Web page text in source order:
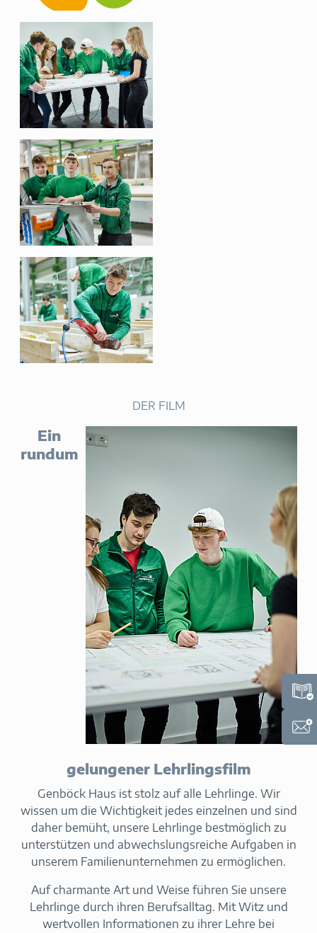
DER FILM
Ein
rundum
gelungener Lehrlingsfilm
Genböck Haus ist stolz auf alle Lehrlinge. Wir
wissen um die Wichtigkeit jedes einzelnen und sind
daher bemüht, unsere Lehrlinge bestmöglich zu
unterstützen und abwechslungsreiche Aufgaben in
unserem Familienunternehmen zu ermöglichen.
Auf charmante Art und Weise führen Sie unsere
Lehrlinge durch ihren Berufsalltag. Mit Witz und
wertvollen Informationen zu ihrer Lehre bei